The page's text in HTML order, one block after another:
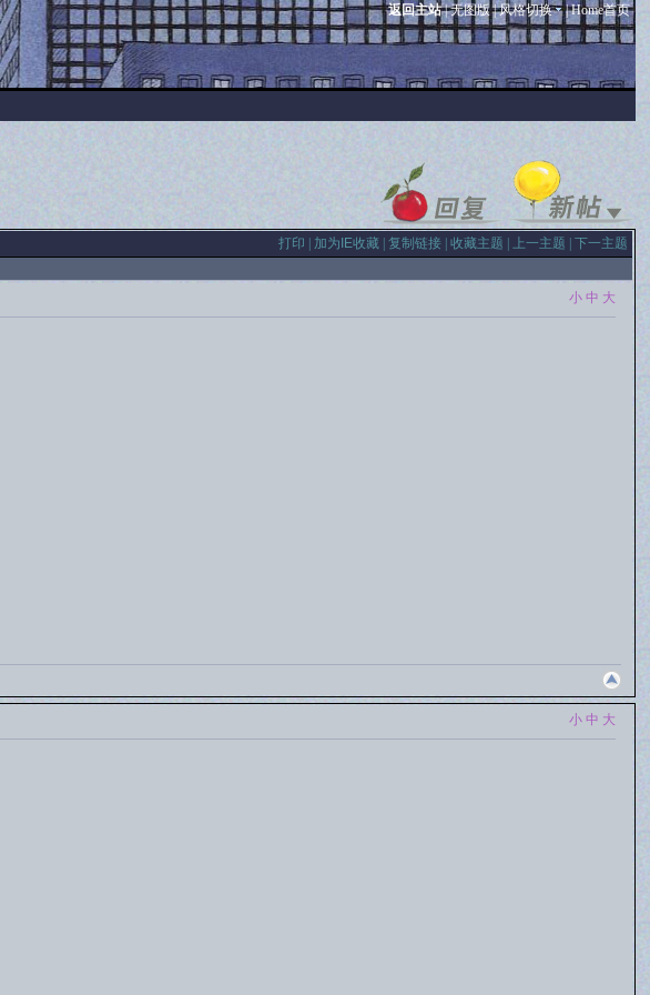
返回主站|无图版|风格切换 |Home首页
打印 | 加为IE收藏 | 复制链接| 收藏主题 | 上一主题 | 下一主题
小 中 大
小 中 大